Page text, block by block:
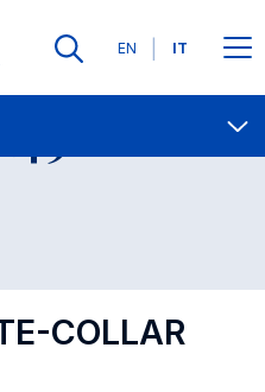
Lingue
EN IT
Contatti
Open
COLLAR